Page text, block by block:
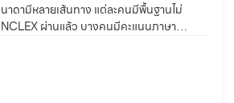
าดามีหลายเส้นทาง แต่ละคนมีพื้นฐานไม่
ผ่านแล้ว บางคนมีคะแนนภาษา
บางคนอาจยังไม่มีทั้งสองอย่าง ดังนั้นการ